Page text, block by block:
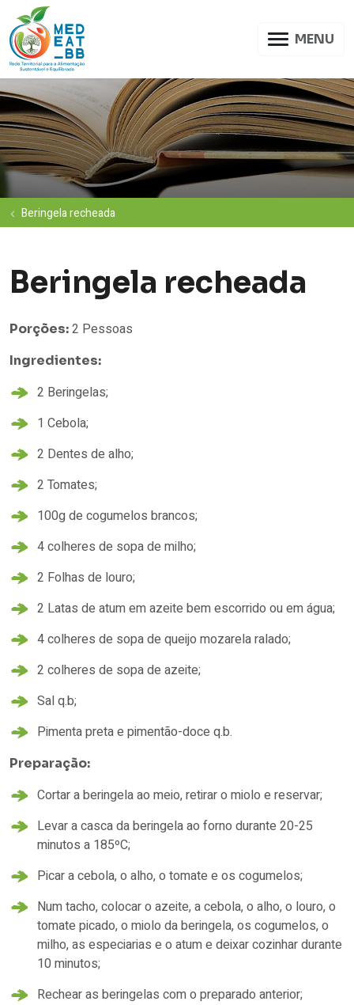
MENU
Beringela recheada
Beringela recheada
Porções:2 Pessoas
Ingredientes:
2 Beringelas;
1 Cebola;
2 Dentes de alho;
2 Tomates;
100g de cogumelos brancos;
4 colheres de sopa de milho;
2 Folhas de louro;
2 Latas de atum em azeite bem escorrido ou em água;
4 colheres de sopa de queijo mozarela ralado;
2 colheres de sopa de azeite;
Sal q.b;
Pimenta preta e pimentão-doce q.b.
Preparação:
Cortar a beringela ao meio, retirar o miolo e reservar;
Levar a casca da beringela ao forno durante 20-25
minutos a 185ºC;
Picar a cebola, o alho, o tomate e os cogumelos;
Num tacho, colocar o azeite, a cebola, o alho, o louro, o
tomate picado, o miolo da beringela, os cogumelos, o
milho, as especiarias e o atum e deixar cozinhar durante
10 minutos;
Rechear as beringelas com o preparado anterior;